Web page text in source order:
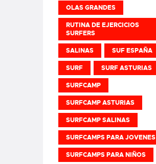
OLAS GRANDES
RUTINA DE EJERCICIOS
SURFERS
SALINAS SUF ESPAÑA
SURF SURF ASTURIAS
SURFCAMP
SURFCAMP ASTURIAS
SURFCAMP SALINAS
SURFCAMPS PARA JOVENES
SURFCAMPS PARA NIÑOS